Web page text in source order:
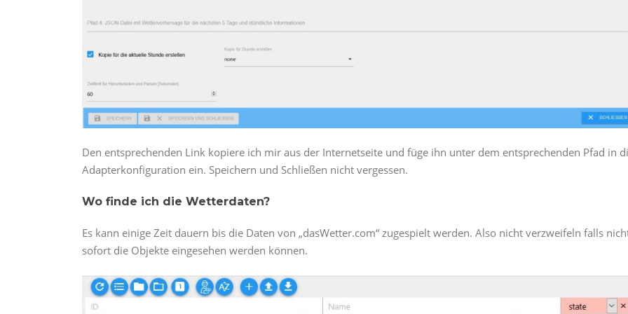
Den entsprechenden Link kopiere ich mir aus der Internetseite und füge ihn unter dem entsprechenden Pfad in
Adapterkonfiguration ein. Speichern und Schließen nicht vergessen.
Wo finde ich die Wetterdaten?
Es kann einige Zeit dauern bis die Daten von „dasWetter.com“ zugespielt werden. Also nicht verzweifeln falls
sofort die Objekte eingesehen werden können.